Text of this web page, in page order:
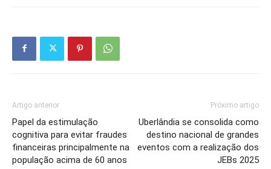
Artigo anterior
Papel da estimulação
cognitiva para evitar fraudes
financeiras principalmente na
população acima de 60 anos
Próximo artigo
Uberlândia se consolida como
destino nacional de grandes
eventos com a realização dos
JEBs 2025